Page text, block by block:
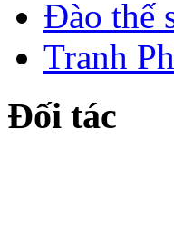
Đào thế
Tranh
Đối tác